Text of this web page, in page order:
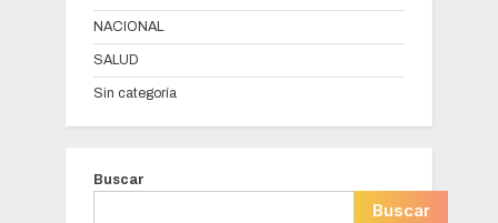
NACIONAL
SALUD
Sin categoría
Buscar
Buscar